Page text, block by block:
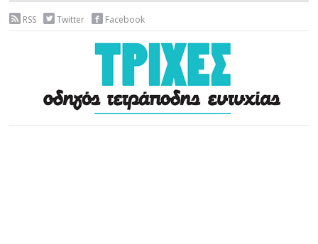
RSS Twitter Facebook